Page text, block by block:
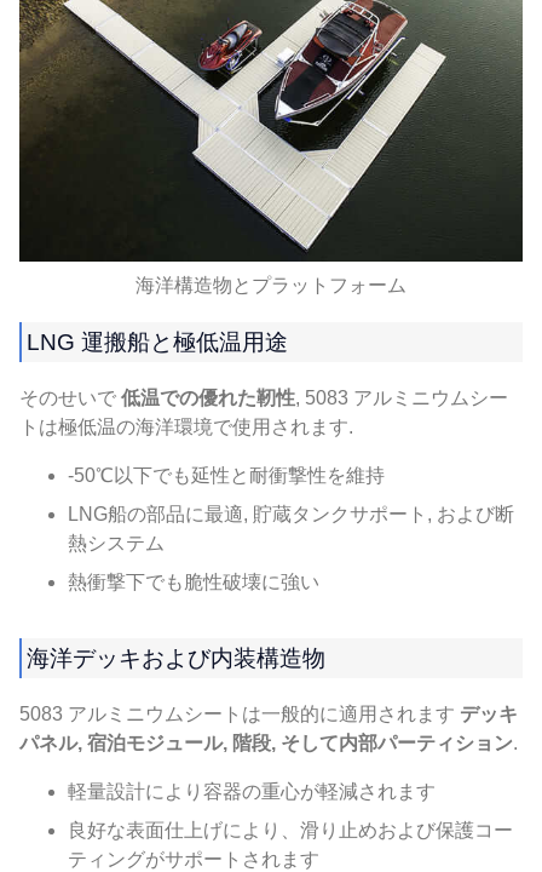
海洋構造物とプラットフォーム
LNG 運搬船と極低温用途
そのせいで 低温での優れた靭性, 5083 アルミニウムシー
トは極低温の海洋環境で使用されます.
-50℃以下でも延性と耐衝撃性を維持
LNG船の部品に最適, 貯蔵タンクサポート, および断
熱システム
熱衝撃下でも脆性破壊に強い
海洋デッキおよび内装構造物
5083 アルミニウムシートは一般的に適用されます デッキ
パネル, 宿泊モジュール, 階段, そして内部パーティション.
軽量設計により容器の重心が軽減されます
良好な表面仕上げにより、滑り止めおよび保護コー
ティングがサポートされます